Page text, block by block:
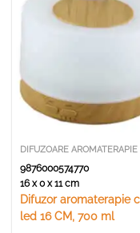
DIFUZOARE AROMATERAPIE
9876000574770
16 x 0 x 11 cm
Difuzor aromaterapie
led 16 CM, 700 ml